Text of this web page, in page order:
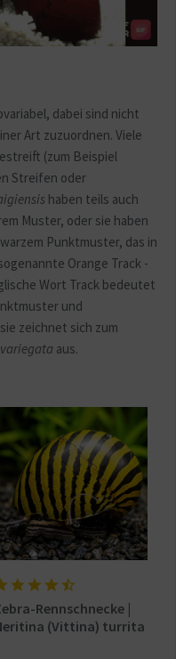
dabei sind nicht
Art zuzuordnen. Viele
(zum Beispiel
Streifen oder
haben teils auch
Muster, oder sie haben
Punktmuster, das in
Orange Track -
Wort Track bedeutet
und
zeichnet sich zum
aus.
Rennschnecke |
(Vittina) turrita